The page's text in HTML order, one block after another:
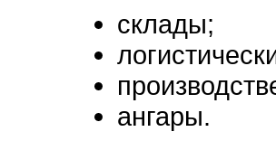
склады;
ангары.